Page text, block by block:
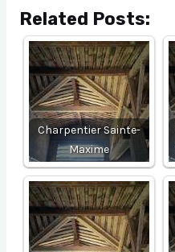
Related Posts:
Charpentier Sainte-
Maxime